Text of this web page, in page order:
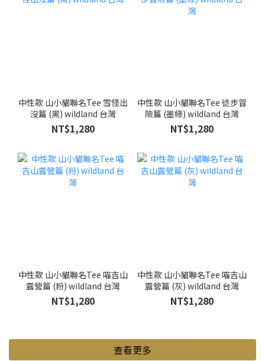
中性款 山小貓聯名Tee 雪怪出
沒篇 (黑) wildland 台灣
NT$1,280
中性款 山小貓聯名Tee 徒步冒
險篇 (墨綠) wildland 台灣
NT$1,280
中性款 山小貓聯名Tee 喵吉山
露營篇 (粉) wildland 台灣
NT$1,280
中性款 山小貓聯名Tee 喵吉山
露營篇 (灰) wildland 台灣
NT$1,280
查看更多